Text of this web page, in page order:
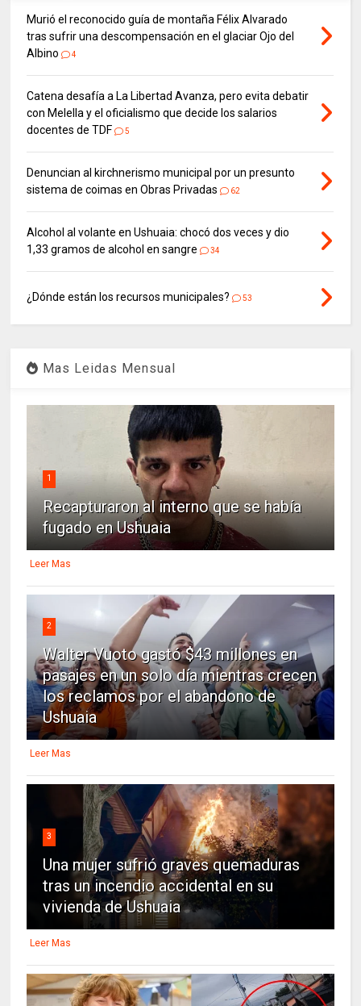
Murió el reconocido guía de montaña Félix Alvarado
tras sufrir una descompensación en el glaciar Ojo del
Albino
4
Catena desafía a La Libertad Avanza, pero evita debatir
con Melella y el oficialismo que decide los salarios
docentes de TDF
5
Denuncian al kirchnerismo municipal por un presunto
sistema de coimas en Obras Privadas
62
Alcohol al volante en Ushuaia: chocó dos veces y dio
1,33 gramos de alcohol en sangre
34
¿Dónde están los recursos municipales? 53
Mas Leidas Mensual
1
Recapturaron al interno que se había
fugado en Ushuaia
Leer Mas
2
Walter Vuoto gastó $43 millones en
pasajes en un solo día mientras crecen
los reclamos por el abandono de
Ushuaia
Leer Mas
3
Una mujer sufrió graves quemaduras
tras un incendio accidental en su
vivienda de Ushuaia
Leer Mas